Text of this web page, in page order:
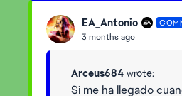
EA_Antonio
3 months ago
Arceus684 wrote:
Si me ha llegado